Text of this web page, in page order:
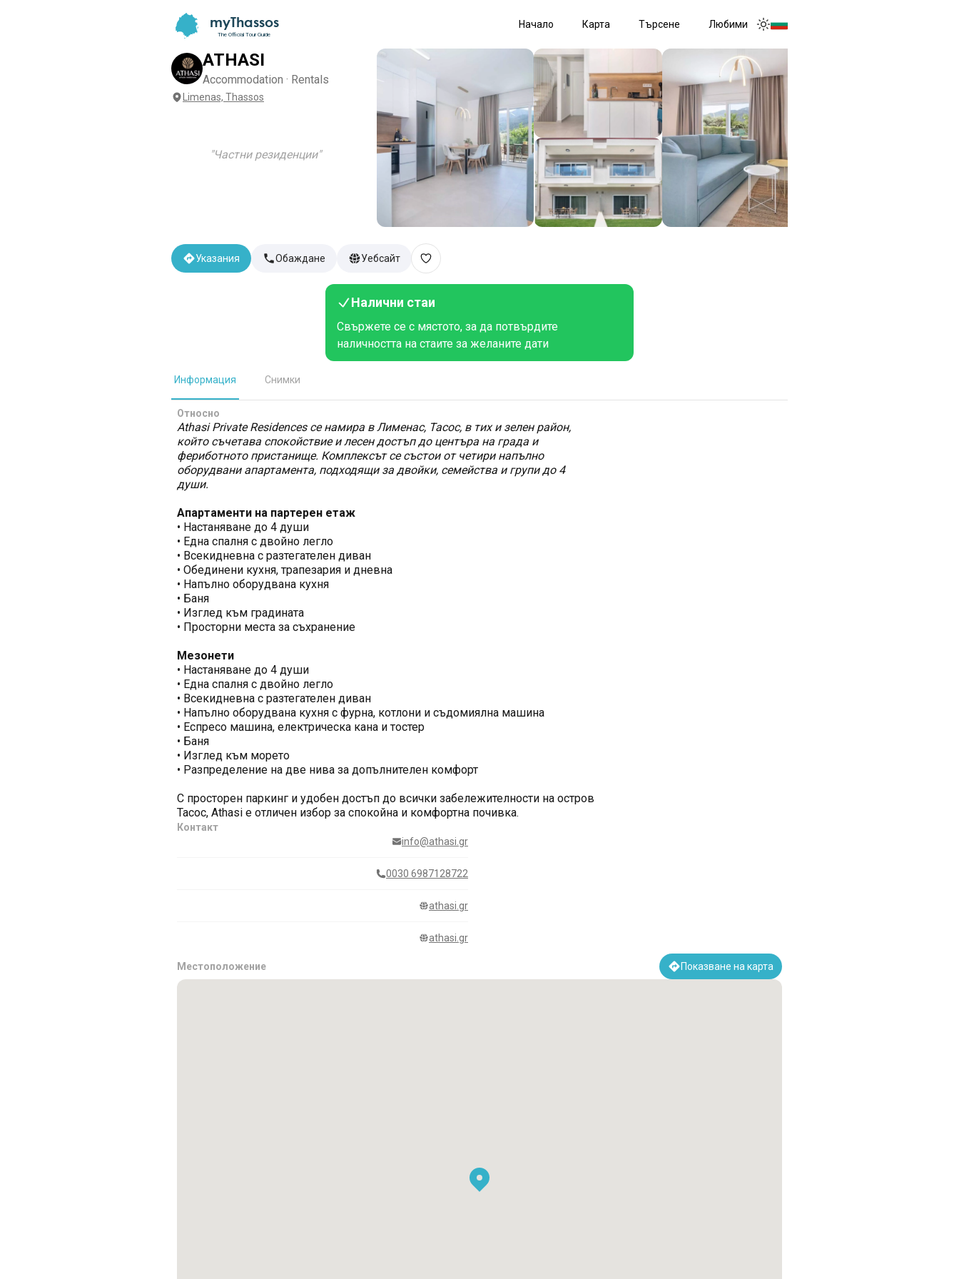
myThassos
The Official Tour Guide
Начало Карта Търсене
Любими
ATHASI
Accommodation · Rentals
Limenas, Thassos
"Частни резиденции"
Указания Обаждане Уебсайт
Налични стаи
Свържете се с мястото, за да потвърдите
наличността на стаите за желаните дати
Информация Снимки
Относно
Athasi Private Residences се намира в Лименас, Тасос, в тих и зелен район,
който съчетава спокойствие и лесен достъп до центъра на града и
фериботното пристанище. Комплексът се състои от четири напълно
оборудвани апартамента, подходящи за двойки, семейства и групи до 4
души.
Апартаменти на партерен етаж
• Настаняване до 4 души
• Една спалня с двойно легло
• Всекидневна с разтегателен диван
• Обединени кухня, трапезария и дневна
• Напълно оборудвана кухня
• Баня
• Изглед към градината
• Просторни места за съхранение
Мезонети
• Настаняване до 4 души
• Една спалня с двойно легло
• Всекидневна с разтегателен диван
• Напълно оборудвана кухня с фурна, котлони и съдомиялна машина
• Еспресо машина, електрическа кана и тостер
• Баня
• Изглед към морето
• Разпределение на две нива за допълнителен комфорт
С просторен паркинг и удобен достъп до всички забележителности на остров
Тасос, Athasi е отличен избор за спокойна и комфортна почивка.
Контакт
info@athasi.gr
0030 6987128722
athasi.gr
athasi.gr
Местоположение Показване на карта